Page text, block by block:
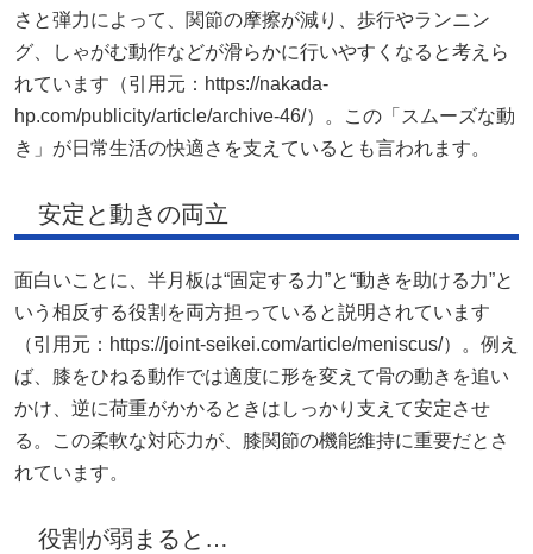
さと弾力によって、関節の摩擦が減り、歩行やランニン
グ、しゃがむ動作などが滑らかに行いやすくなると考えら
れています（引用元：https://nakada-
hp.com/publicity/article/archive-46/）。この「スムーズな動
き」が日常生活の快適さを支えているとも言われます。
安定と動きの両立
面白いことに、半月板は“固定する力”と“動きを助ける力”と
いう相反する役割を両方担っていると説明されています
（引用元：https://joint-seikei.com/article/meniscus/）。例え
ば、膝をひねる動作では適度に形を変えて骨の動きを追い
かけ、逆に荷重がかかるときはしっかり支えて安定させ
る。この柔軟な対応力が、膝関節の機能維持に重要だとさ
れています。
役割が弱まると…